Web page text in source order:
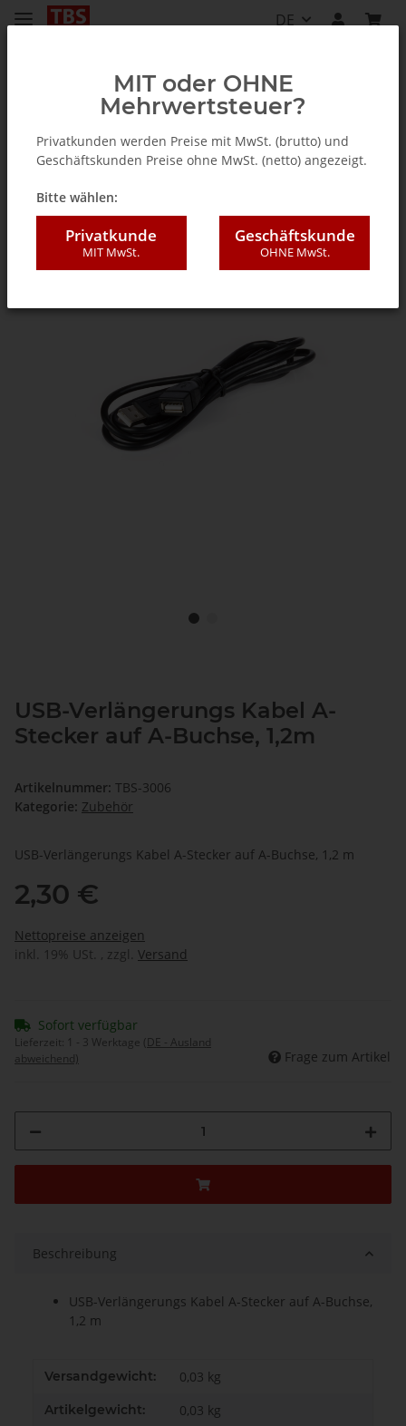
DE
Zubehör
USB-Verlängerungs Kabel A-
Stecker auf A-Buchse, 1,2m
Artikelnummer: TBS-3006
Kategorie: Zubehör
USB-Verlängerungs Kabel A-Stecker auf A-Buchse, 1,2 m
2,30 €
Nettopreise anzeigen
inkl. 19% USt. , zzgl. Versand
Sofort verfügbar
Lieferzeit: 1 - 3 Werktage (DE - Ausland
abweichend)
Frage zum Artikel
Beschreibung
USB-Verlängerungs Kabel A-Stecker auf A-Buchse,
1,2 m
Versandgewicht: 0,03 kg
Artikelgewicht: 0,03 kg
MIT oder OHNE
Mehrwertsteuer?
Privatkunden werden Preise mit MwSt. (brutto) und
Geschäftskunden Preise ohne MwSt. (netto) angezeigt.
Bitte wählen:
Privatkunde
MIT MwSt.
Geschäftskunde
OHNE MwSt.